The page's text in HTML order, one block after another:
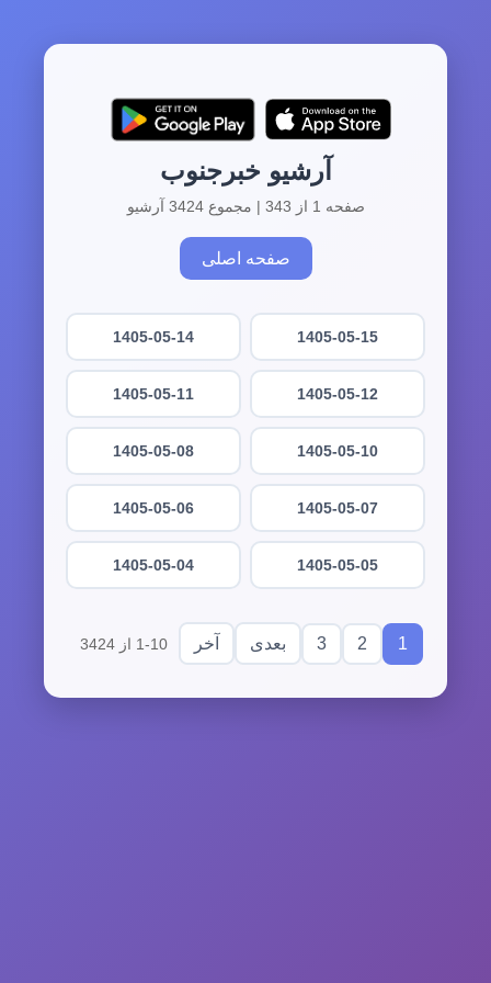
آرشیو خبرجنوب
صفحه 1 از 343 | مجموع 3424 آرشیو
صفحه اصلی
1405-05-15
1405-05-14
1405-05-12
1405-05-11
1405-05-10
1405-05-08
1405-05-07
1405-05-06
1405-05-05
1405-05-04
1
2
3 بعدی آخر 1-10 از 3424